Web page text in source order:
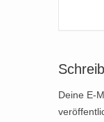
Deine E-